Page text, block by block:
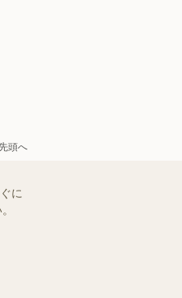
頭へ
に